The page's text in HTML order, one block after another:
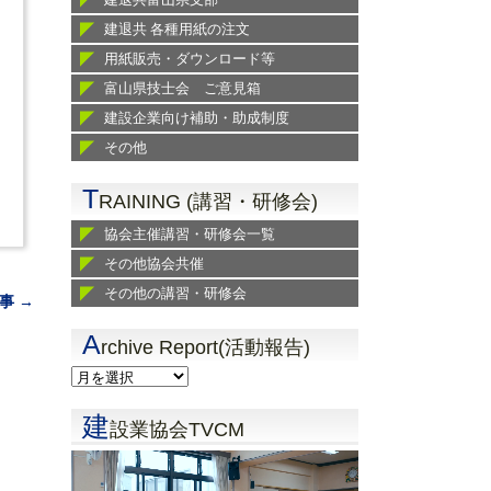
→
建退共 各種用紙の注文
用紙販売・ダウンロード等
富山県技士会 ご意見箱
建設企業向け補助・助成制度
その他
TRAINING (講習・研修会)
協会主催講習・研修会一覧
その他協会共催
その他の講習・研修会
Archive Report(活動報告)
建設業協会TVCM